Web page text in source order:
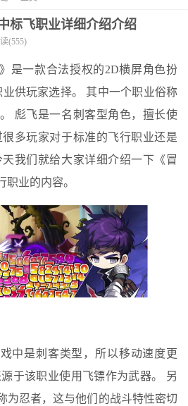
标飞职业详细介绍介绍
(555)
是一款合法授权的2D横屏角色扮
供玩家选择。 其中一个职业俗称
彪飞是一名刺客型角色，擅长使
多玩家对于标准的飞行职业还是
我们就给大家详细介绍一下《冒
职业的内容。
中是刺客类型，所以移动速度更
于该职业使用飞镖作为武器。 另
为忍者，这与他们的战斗特性密切